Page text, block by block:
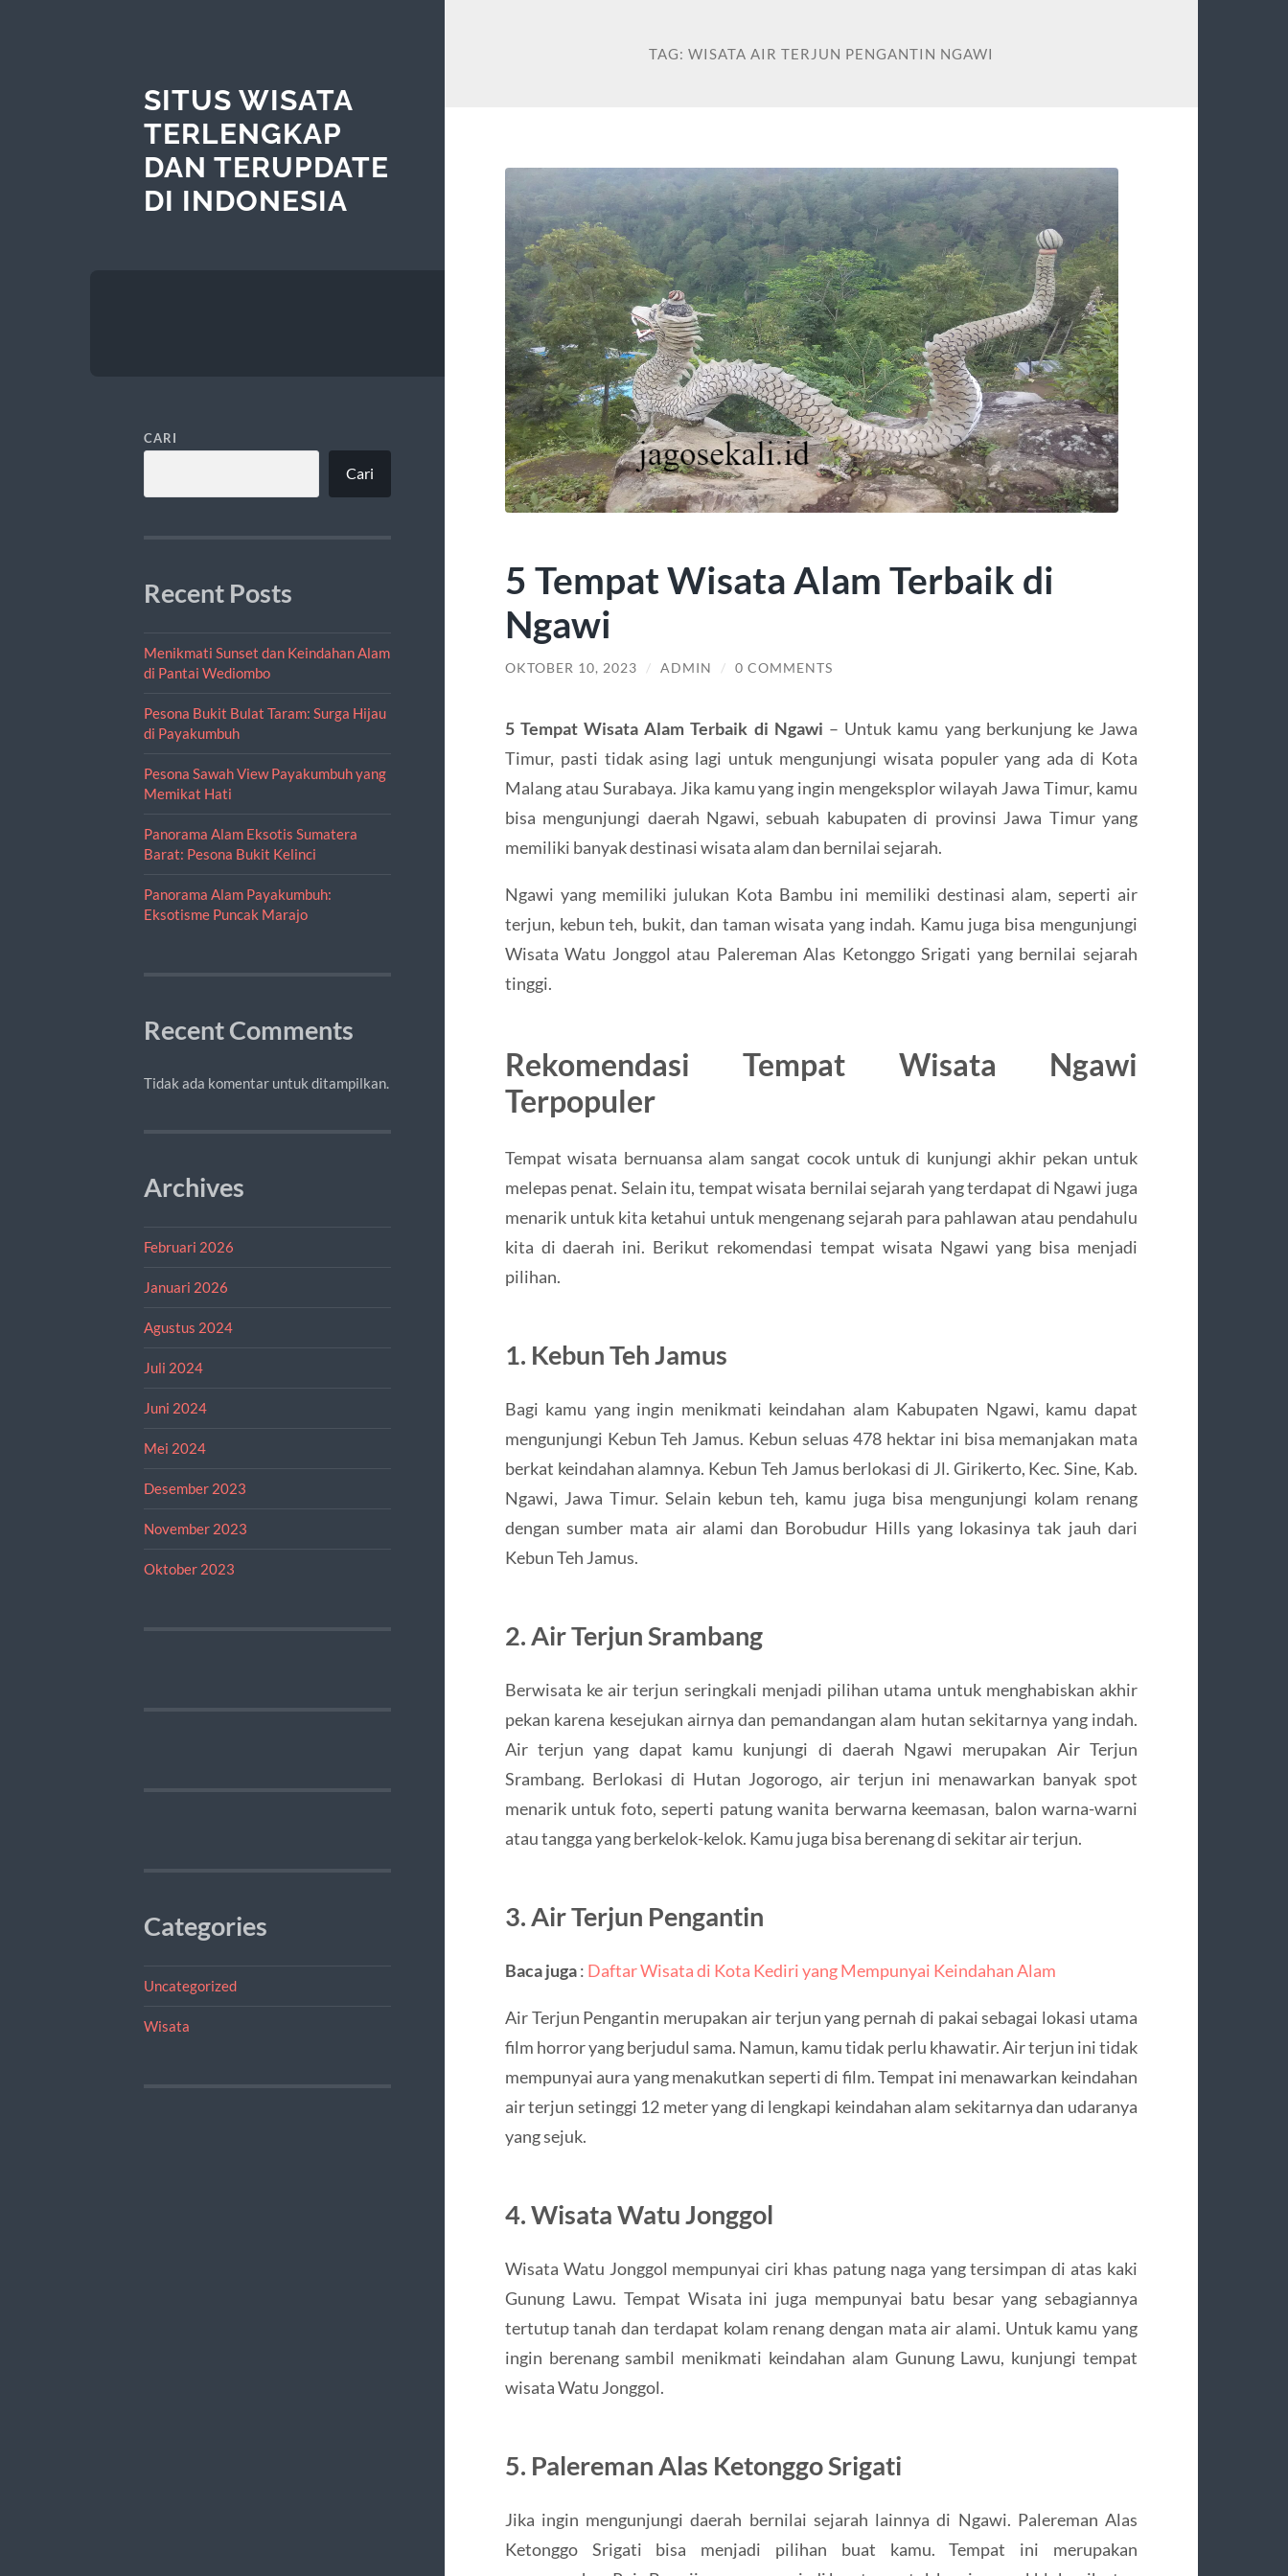
SITUS WISATA
TERLENGKAP
DAN TERUPDATE
DI INDONESIA
CARI
Cari
Recent Posts
Menikmati Sunset dan Keindahan Alam
di Pantai Wediombo
Pesona Bukit Bulat Taram: Surga Hijau
di Payakumbuh
Pesona Sawah View Payakumbuh yang
Memikat Hati
Panorama Alam Eksotis Sumatera
Barat: Pesona Bukit Kelinci
Panorama Alam Payakumbuh:
Eksotisme Puncak Marajo
Recent Comments
Tidak ada komentar untuk ditampilkan.
Archives
Februari 2026
Januari 2026
Agustus 2024
Juli 2024
Juni 2024
Mei 2024
Desember 2023
November 2023
Oktober 2023
Categories
Uncategorized
Wisata
TAG: WISATA AIR TERJUN PENGANTIN NGAWI
5 Tempat Wisata Alam Terbaik di
Ngawi
OKTOBER 10, 2023 / ADMIN / 0 COMMENTS
5 Tempat Wisata Alam Terbaik di Ngawi – Untuk kamu yang berkunjung ke Jawa
Timur, pasti tidak asing lagi untuk mengunjungi wisata populer yang ada di Kota
Malang atau Surabaya. Jika kamu yang ingin mengeksplor wilayah Jawa Timur, kamu
bisa mengunjungi daerah Ngawi, sebuah kabupaten di provinsi Jawa Timur yang
memiliki banyak destinasi wisata alam dan bernilai sejarah.
Ngawi yang memiliki julukan Kota Bambu ini memiliki destinasi alam, seperti air
terjun, kebun teh, bukit, dan taman wisata yang indah. Kamu juga bisa mengunjungi
Wisata Watu Jonggol atau Palereman Alas Ketonggo Srigati yang bernilai sejarah
tinggi.
Rekomendasi Tempat Wisata Ngawi
Terpopuler
Tempat wisata bernuansa alam sangat cocok untuk di kunjungi akhir pekan untuk
melepas penat. Selain itu, tempat wisata bernilai sejarah yang terdapat di Ngawi juga
menarik untuk kita ketahui untuk mengenang sejarah para pahlawan atau pendahulu
kita di daerah ini. Berikut rekomendasi tempat wisata Ngawi yang bisa menjadi
pilihan.
1. Kebun Teh Jamus
Bagi kamu yang ingin menikmati keindahan alam Kabupaten Ngawi, kamu dapat
mengunjungi Kebun Teh Jamus. Kebun seluas 478 hektar ini bisa memanjakan mata
berkat keindahan alamnya. Kebun Teh Jamus berlokasi di Jl. Girikerto, Kec. Sine, Kab.
Ngawi, Jawa Timur. Selain kebun teh, kamu juga bisa mengunjungi kolam renang
dengan sumber mata air alami dan Borobudur Hills yang lokasinya tak jauh dari
Kebun Teh Jamus.
2. Air Terjun Srambang
Berwisata ke air terjun seringkali menjadi pilihan utama untuk menghabiskan akhir
pekan karena kesejukan airnya dan pemandangan alam hutan sekitarnya yang indah.
Air terjun yang dapat kamu kunjungi di daerah Ngawi merupakan Air Terjun
Srambang. Berlokasi di Hutan Jogorogo, air terjun ini menawarkan banyak spot
menarik untuk foto, seperti patung wanita berwarna keemasan, balon warna-warni
atau tangga yang berkelok-kelok. Kamu juga bisa berenang di sekitar air terjun.
3. Air Terjun Pengantin
Baca juga: Daftar Wisata di Kota Kediri yang Mempunyai Keindahan Alam
Air Terjun Pengantin merupakan air terjun yang pernah di pakai sebagai lokasi utama
film horror yang berjudul sama. Namun, kamu tidak perlu khawatir. Air terjun ini tidak
mempunyai aura yang menakutkan seperti di film. Tempat ini menawarkan keindahan
air terjun setinggi 12 meter yang di lengkapi keindahan alam sekitarnya dan udaranya
yang sejuk.
4. Wisata Watu Jonggol
Wisata Watu Jonggol mempunyai ciri khas patung naga yang tersimpan di atas kaki
Gunung Lawu. Tempat Wisata ini juga mempunyai batu besar yang sebagiannya
tertutup tanah dan terdapat kolam renang dengan mata air alami. Untuk kamu yang
ingin berenang sambil menikmati keindahan alam Gunung Lawu, kunjungi tempat
wisata Watu Jonggol.
5. Palereman Alas Ketonggo Srigati
Jika ingin mengunjungi daerah bernilai sejarah lainnya di Ngawi. Palereman Alas
Ketonggo Srigati bisa menjadi pilihan buat kamu. Tempat ini merupakan